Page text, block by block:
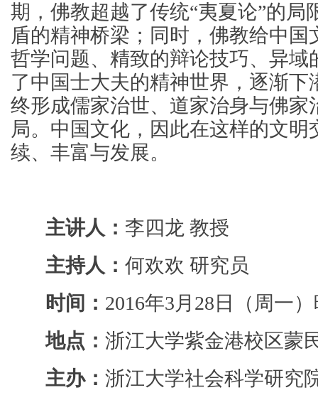
期，佛教超越了传统“夷夏论”的局
盾的精神桥梁；同时，佛教给中国
哲学问题、精致的辩论技巧、异域
了中国士大夫的精神世界，逐渐下
终形成儒家治世、道家治身与佛家
局。中国文化，因此在这样的文明
续、丰富与发展。
主讲人： 李四龙 教授
主持人： 何欢欢 研究员
时间： 2016年3月28日（周一
地点： 浙江大学紫金港校区蒙
主办： 浙江大学社会科学研究